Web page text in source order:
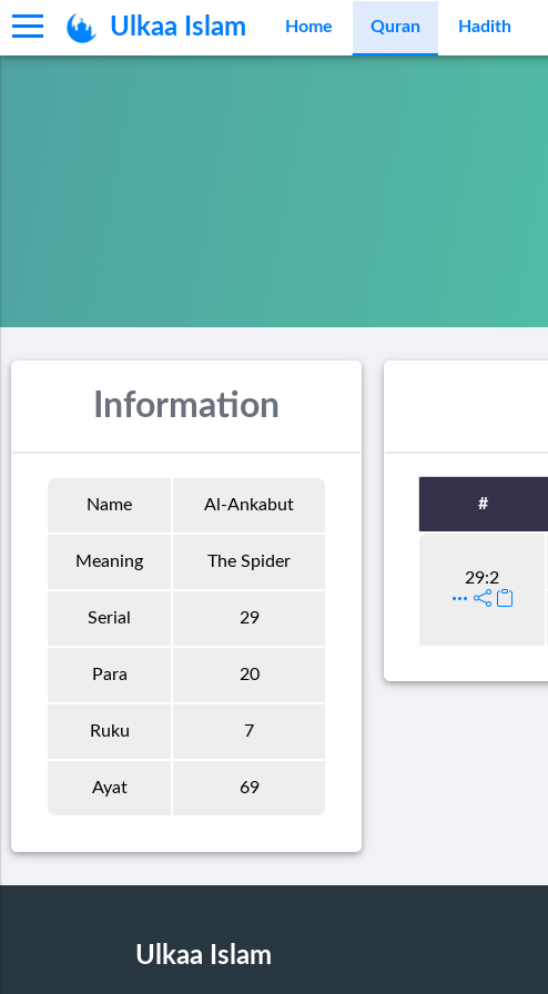
Ulkaa Islam Home Quran Hadith
Information
Name Al-Ankabut
Meaning The Spider
Serial 29
Para 20
Ruku 7
Ayat 69
#
29:2
Ulkaa Islam